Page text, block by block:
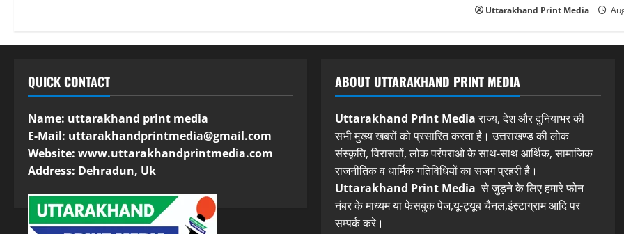
Uttarakhand Print Media
QUICK CONTACT
Name: uttarakhand print media
E-Mail: uttarakhandprintmedia@gmail.com
Website: www.uttarakhandprintmedia.com
Address: Dehradun, Uk
ABOUT UTTARAKHAND PRINT MEDIA
Uttarakhand Print Mediaराज्य, देश और दुनियाभर की
सभी मुख्य खबरों को प्रसारित करता है। उत्तराखण्ड की लोक
संस्कृति, विरासतों, लोक परंपराओ के साथ-साथ आर्थिक, सामाजिक
राजनीतिक व धार्मिक गतिविधियों का सजग प्रहरी है।
Uttarakhand Print Media से जुड़ने के लिए हमारे फोन
नंबर के माध्यम या फेसबुक पेज,यू-ट्यूब चैनल,इंस्टाग्राम आदि पर
सम्पर्क करे।